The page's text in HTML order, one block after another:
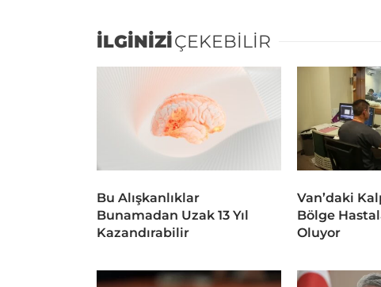
İLGİNİZİÇEKEBİLİR
Bu Alışkanlıklar
Bunamadan Uzak 13 Yıl
Kazandırabilir
Van’daki
Bölge
Oluyor